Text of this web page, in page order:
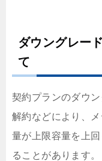
ダウングレー
て
契約プランのダウ
解約などにより、
量が上限容量を上
ることがあります。